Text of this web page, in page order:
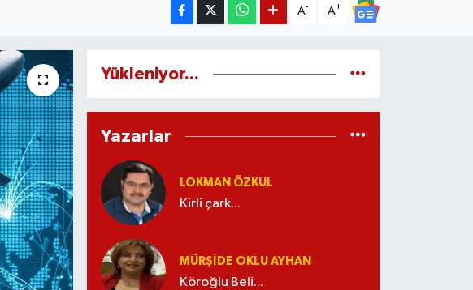
A- A+
Yükleniyor...
Yazarlar
LOKMAN ÖZKUL
Kirli çark...
MÜRŞIDE OKLU AYHAN
Köroğlu Beli...